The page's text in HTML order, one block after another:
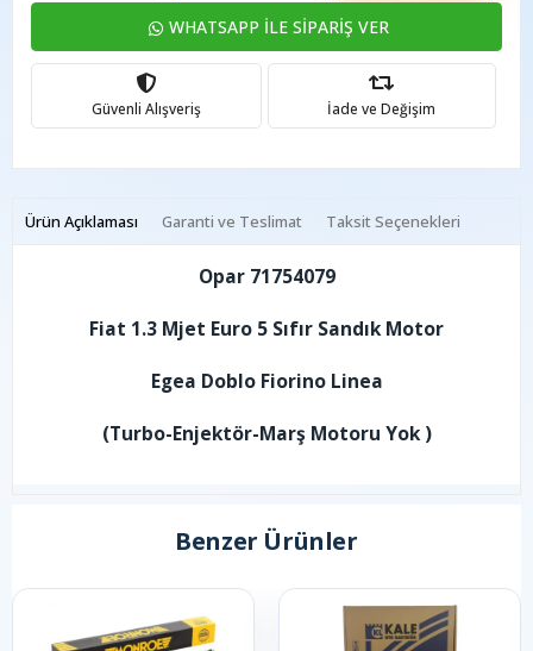
WHATSAPP İLE SİPARİŞ VER
Güvenli Alışveriş İade ve Değişim
Ürün Açıklaması Garanti ve Teslimat Taksit Seçenekleri
Opar 71754079
Fiat 1.3 Mjet Euro 5 Sıfır Sandık Motor
Egea Doblo Fiorino Linea
(Turbo-Enjektör-Marş Motoru Yok )
Benzer Ürünler